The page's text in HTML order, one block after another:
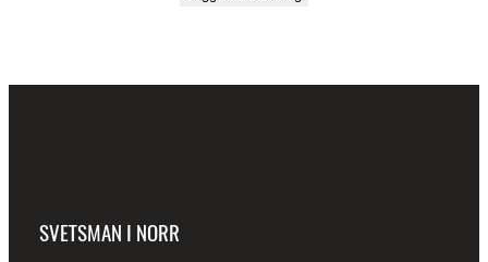
SVETSMAN I NORR